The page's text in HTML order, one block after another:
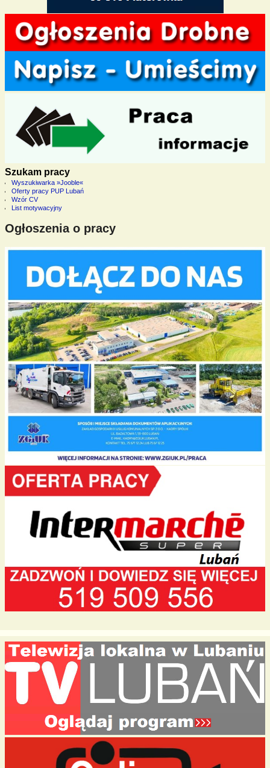
Szukam pracy
Wyszukiwarka »Jooble«
Oferty pracy PUP Lubań
Wzór CV
List motywacyjny
Ogłoszenia o pracy